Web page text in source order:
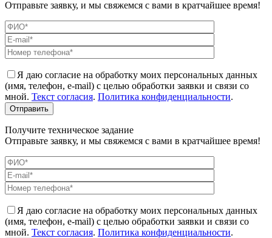
Отправьте заявку, и мы свяжемся с вами в кратчайшее время!
Я даю согласие на обработку моих персональных данных
(имя, телефон, e-mail) с целью обработки заявки и связи со
мной. Текст согласия. Политика конфиденциальности.
Получите техническое задание
Отправьте заявку, и мы свяжемся с вами в кратчайшее время!
Я даю согласие на обработку моих персональных данных
(имя, телефон, e-mail) с целью обработки заявки и связи со
мной. Текст согласия. Политика конфиденциальности.